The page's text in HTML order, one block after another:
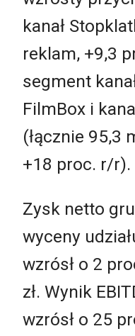
kanał
reklam, +9,3
segment
FilmBox i
(łącznie 95,3
+18 proc. r/r).
Zysk netto
wyceny
wzrósł o 2
zł. Wynik
wzrósł o 25